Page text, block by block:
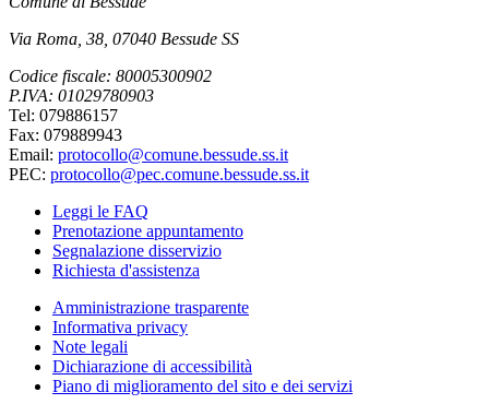
Via Roma, 38, 07040 Bessude SS
Codice fiscale: 80005300902
P.IVA: 01029780903
Tel: 079886157
Fax: 079889943
Email: protocollo@comune.bessude.ss.it
PEC: protocollo@pec.comune.bessude.ss.it
Leggi le FAQ
Prenotazione appuntamento
Segnalazione disservizio
Richiesta d'assistenza
Amministrazione trasparente
Informativa privacy
Note legali
Dichiarazione di accessibilità
Piano di miglioramento del sito e dei servizi